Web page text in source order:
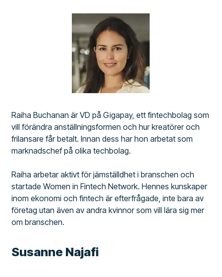
Raiha Buchanan är VD på Gigapay, ett fintechbolag som
vill förändra anställningsformen och hur kreatörer och
frilansare får betalt. Innan dess har hon arbetat som
marknadschef på olika techbolag.
Raiha arbetar aktivt för jämställdhet i branschen och
startade Women in Fintech Network. Hennes kunskaper
inom ekonomi och fintech är efterfrågade, inte bara av
företag utan även av andra kvinnor som vill lära sig mer
om branschen.
Susanne Najafi